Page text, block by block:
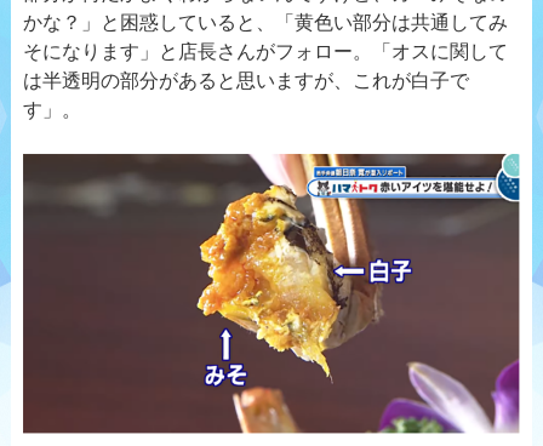
かな？」と困惑していると、「黄色い部分は共通してみ
そになります」と店長さんがフォロー。「オスに関して
は半透明の部分があると思いますが、これが白子で
す」。